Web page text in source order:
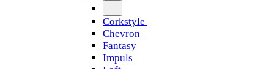
Corkstyle
Chevron
Fantasy
Impuls